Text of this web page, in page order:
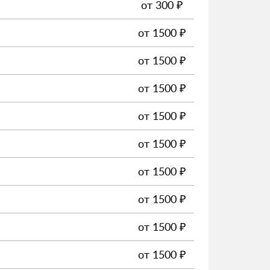
от 300 ₽
от 1500 ₽
от 1500 ₽
от 1500 ₽
от 1500 ₽
от 1500 ₽
от 1500 ₽
от 1500 ₽
от 1500 ₽
от 1500 ₽